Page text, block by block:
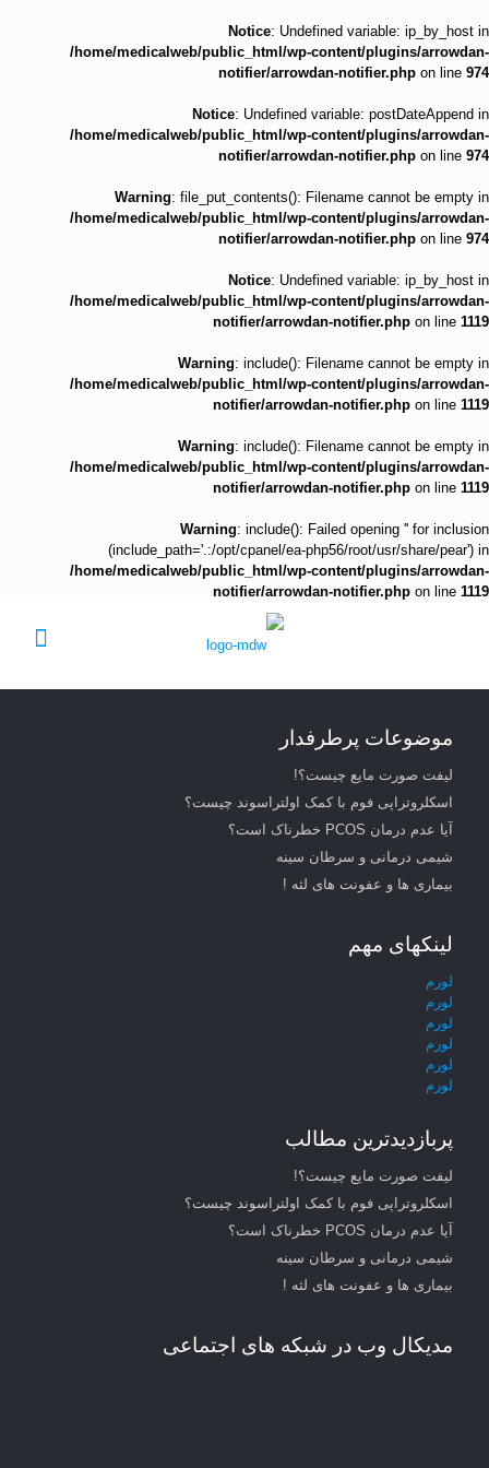
Notice: Undefined variable: ip_by_host in
/home/medicalweb/public_html/wp-content/plugins/arrowdan-
notifier/arrowdan-notifier.php on line 974
Notice: Undefined variable: postDateAppend in
/home/medicalweb/public_html/wp-content/plugins/arrowdan-
notifier/arrowdan-notifier.php on line 974
Warning: file_put_contents(): Filename cannot be empty in
/home/medicalweb/public_html/wp-content/plugins/arrowdan-
notifier/arrowdan-notifier.php on line 974
Notice: Undefined variable: ip_by_host in
/home/medicalweb/public_html/wp-content/plugins/arrowdan-
notifier/arrowdan-notifier.php on line 1119
Warning: include(): Filename cannot be empty in
/home/medicalweb/public_html/wp-content/plugins/arrowdan-
notifier/arrowdan-notifier.php on line 1119
Warning: include(): Filename cannot be empty in
/home/medicalweb/public_html/wp-content/plugins/arrowdan-
notifier/arrowdan-notifier.php on line 1119
Warning: include(): Failed opening '' for inclusion
(include_path='.:/opt/cpanel/ea-php56/root/usr/share/pear') in
/home/medicalweb/public_html/wp-content/plugins/arrowdan-
notifier/arrowdan-notifier.php on line 1119
موضوعات پرطرفدار
لیفت صورت مایع چیست؟!
اسکلروتراپی فوم با کمک اولتراسوند چیست؟
آیا عدم درمان PCOS خطرناک است؟
شیمی درمانی و سرطان سینه
بیماری ها و عفونت های لثه !
لینکهای مهم
لورم
لورم
لورم
لورم
لورم
لورم
پربازدیدترین مطالب
لیفت صورت مایع چیست؟!
اسکلروتراپی فوم با کمک اولتراسوند چیست؟
آیا عدم درمان PCOS خطرناک است؟
شیمی درمانی و سرطان سینه
بیماری ها و عفونت های لثه !
مدیکال وب در شبکه های اجتماعی